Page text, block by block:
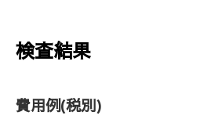
検査結果
費用例(税別)